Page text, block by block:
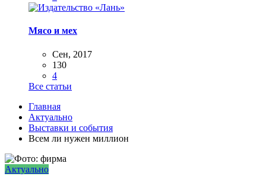
Мясо и мех
Сен, 2017
130
4
Все статьи
Главная
Актуально
Выставки и события
Всем ли нужен миллион
Актуально